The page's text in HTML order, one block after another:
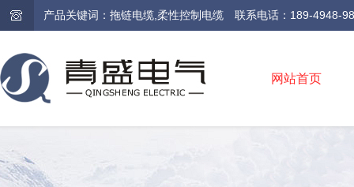
产品关键词：拖链电缆,柔性控制电缆 联系电话：189-4948-
网站首页